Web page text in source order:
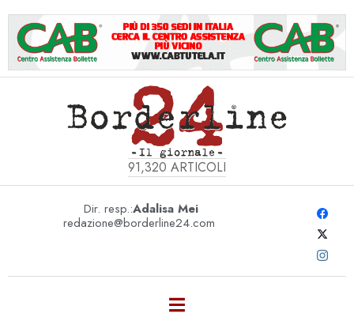
91,320 ARTICOLI
Dir. resp.:Adalisa Mei
redazione@borderline24.com